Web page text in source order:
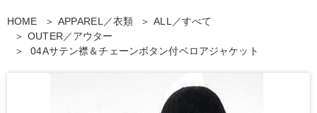
HOME APPAREL／衣類
ALL／すべて
OUTER／アウター
04Aサテン襟＆チェーンボタン付ベロアジャケット